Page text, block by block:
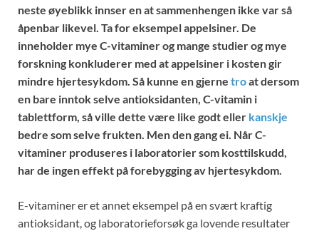
neste øyeblikk innser en at sammenhengen ikke var så
åpenbar likevel. Ta for eksempel appelsiner. De
inneholder mye C-vitaminer og mange studier og mye
forskning konkluderer med at appelsiner i kosten gir
mindre hjertesykdom. Så kunne en gjerne troat dersom
en bare inntok selve antioksidanten, C-vitamin i
tablettform, så ville dette være like godt eller kanskje
bedre som selve frukten. Men den gang ei. Når C-
vitaminer produseres i laboratorier som kosttilskudd,
har de ingen effekt på forebygging av hjertesykdom.
E-vitaminer er et annet eksempel på en svært kraftig
antioksidant, og laboratorieforsøk ga lovende resultater